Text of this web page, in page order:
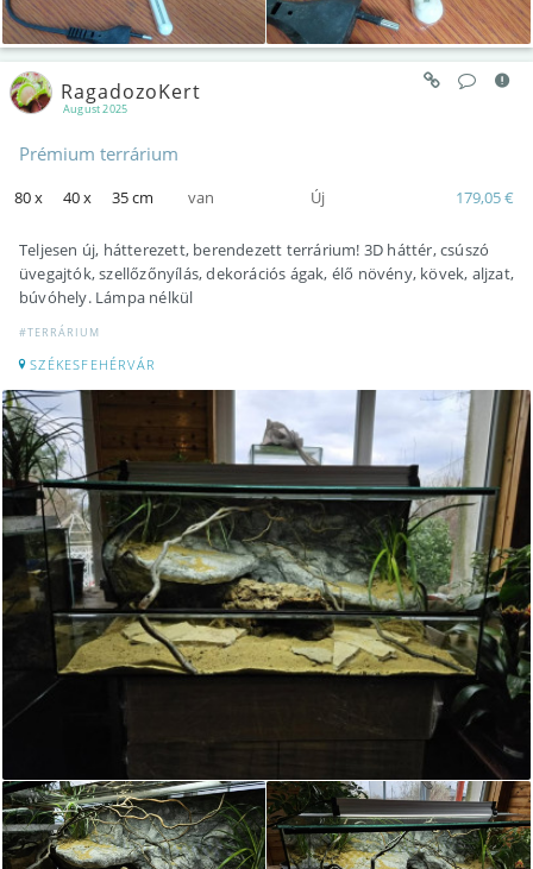
August 2025
RagadozoKert
Prémium terrárium
80 x 40 x 35 cm van Új 179,05 €
Teljesen új, hátterezett, berendezett terrárium! 3D háttér, csúszó
üvegajtók, szellőzőnyílás, dekorációs ágak, élő növény, kövek, aljzat,
búvóhely. Lámpa nélkül
#TERRÁRIUM
SZÉKESFEHÉRVÁR